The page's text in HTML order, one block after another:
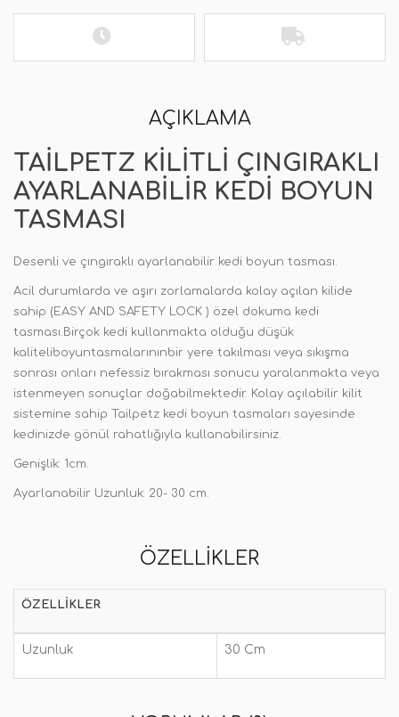
AÇIKLAMA
TAILPETZ KILITLI ÇINGIRAKLI
AYARLANABILIR KEDI BOYUN
TASMASI
Desenli ve çıngıraklı ayarlanabilir kedi boyun tasması.
Acil durumlarda ve aşırı zorlamalarda kolay açılan kilide
sahip (EASY AND SAFETY LOCK ) özel dokuma kedi
tasması.Birçok kedi kullanmakta olduğu düşük
kaliteliboyuntasmalarınınbir yere takılması veya sıkışma
sonrası onları nefessiz bırakması sonucu yaralanmakta veya
istenmeyen sonuçlar doğabilmektedir. Kolay açılabilir kilit
sistemine sahip Tailpetz kedi boyun tasmaları sayesinde
kedinizde gönül rahatlığıyla kullanabilirsiniz.
Genişlik: 1cm.
Ayarlanabilir Uzunluk: 20- 30 cm.
ÖZELLIKLER
ÖZELLIKLER
Uzunluk 30 Cm